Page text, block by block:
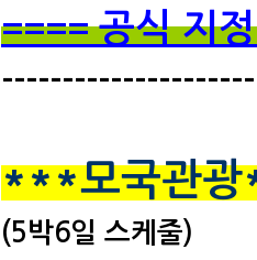
====공식 지
***모국관
(5박6일 스케줄)